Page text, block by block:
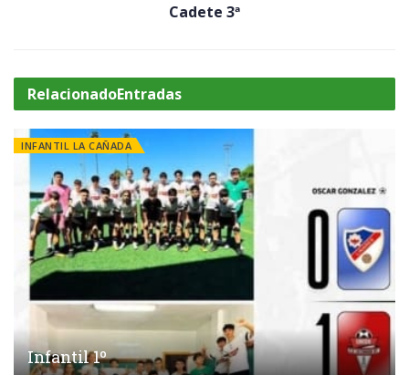
Cadete 3ª
RelacionadoEntradas
INFANTIL LA CAÑADA
Infantil 1º